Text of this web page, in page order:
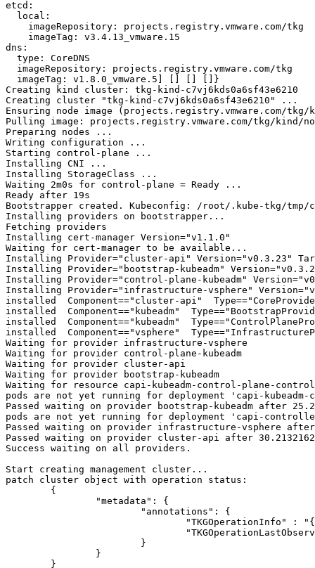
etcd:
  local:
    imageRepository: projects.registry.vmware.com/tkg
    imageTag: v3.4.13_vmware.15
dns:
  type: CoreDNS
  imageRepository: projects.registry.vmware.com/tkg
  imageTag: v1.8.0_vmware.5] [] [] []}
Creating kind cluster: tkg-kind-c7vj6kds0a6sf43e6210
Creating cluster "tkg-kind-c7vj6kds0a6sf43e6210" ...
Ensuring node image (projects.registry.vmware.com/
Pulling image: projects.registry.vmware.com/tkg/kind/
Preparing nodes ...
Writing configuration ...
Starting control-plane ...
Installing CNI ...
Installing StorageClass ...
Waiting 2m0s for control-plane = Ready ...
Ready after 19s
Bootstrapper created. Kubeconfig: /root/.kube-tkg/tmp/
Installing providers on bootstrapper...
Fetching providers
Installing cert-manager Version="v1.1.0"
Waiting for cert-manager to be available...
Installing Provider="cluster-api" Version="v0.3.23"
Installing Provider="bootstrap-kubeadm"
Installing Provider="control-plane-kubeadm"
Installing Provider="infrastructure-vsphere"
installed  Component=="cluster-api"
installed  Component=="kubeadm"
installed  Component=="kubeadm"
installed  Component=="vsphere"
Waiting for provider infrastructure-vsphere
Waiting for provider control-plane-kubeadm
Waiting for provider cluster-api
Waiting for provider bootstrap-kubeadm
Waiting for resource capi-kubeadm-control-plane-
pods are not yet running for deployment ' capi-
Passed waiting on provider bootstrap-kubeadm after
pods are not yet running for deployment ' capi-
Passed waiting on provider infrastructure-vsphere after
Passed waiting on provider cluster-api after
Success waiting on all providers.
Start creating management cluster...
patch cluster object with operation status: